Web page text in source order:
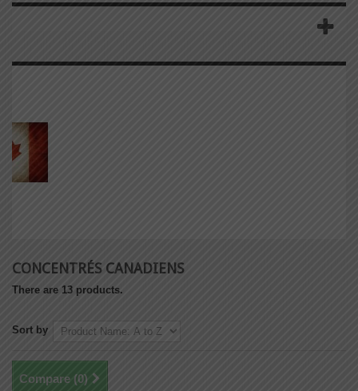
CONCENTRÉS CANADIENS
There are 13 products.
Sort by
Compare (0)